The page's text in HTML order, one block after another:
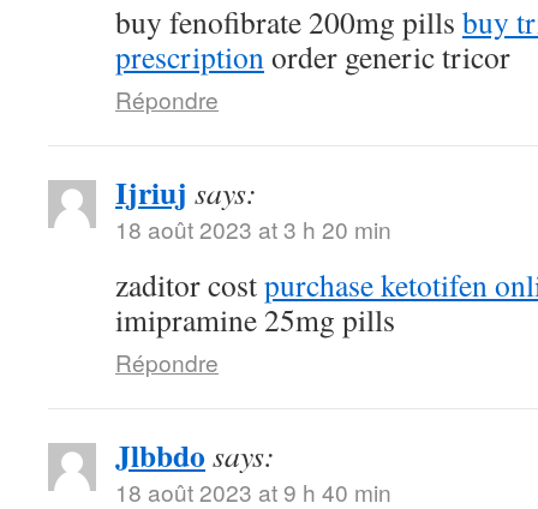
buy fenofibrate 200mg pills buy
prescriptionorder generic tricor
Répondre
Ijriuj says:
18 août 2023 at 3 h 20 min
zaditor costpurchase ketotifen
imipramine 25mg pills
Répondre
Jlbbdo says:
18 août 2023 at 9 h 40 min